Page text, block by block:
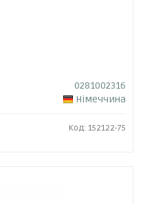
0281002316
Німеччина
Код: 152122-75